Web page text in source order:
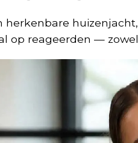
herkenbare
op reageerden —